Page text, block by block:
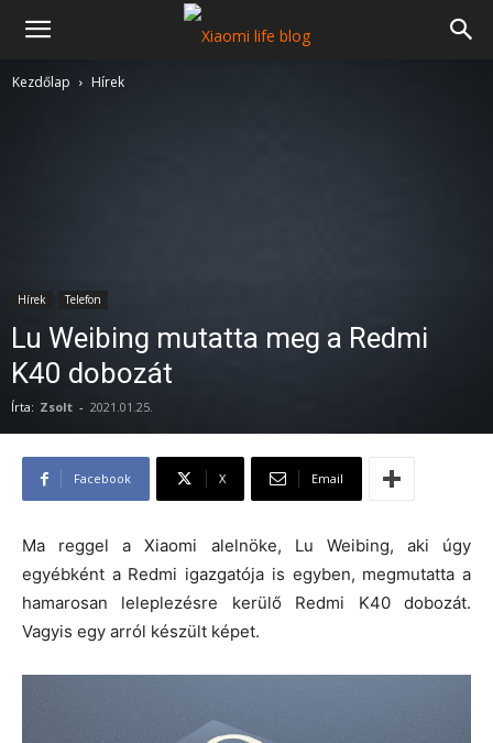
Kezdőlap Hírek
Hírek Telefon
Lu Weibing mutatta meg a Redmi
K40 dobozát
Írta: Zsolt - 2021.01.25.
Facebook X Email
Ma reggel a Xiaomi alelnöke, Lu Weibing, aki úgy
egyébként a Redmi igazgatója is egyben, megmutatta a
hamarosan leleplezésre kerülő Redmi K40 dobozát.
Vagyis egy arról készült képet.